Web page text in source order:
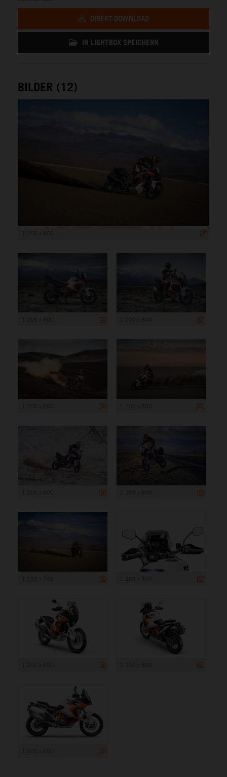
DIREKT-DOWNLOAD
IN LIGHTBOX SPEICHERN
BILDER (12)